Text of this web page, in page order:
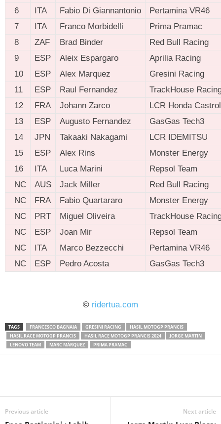
6
ITA Fabio Di Giannantonio
Pertamina VR46
7
ITA Franco Morbidelli
Prima Pramac
8
ZAF Brad Binder
Red Bull Racing
9
ESP Aleix Espargaro
Aprilia Racing
10
ESP Alex Marquez
Gresini Racing
11
ESP Raul Fernandez
TrackHouse
12
FRA Johann Zarco
LCR Honda Castrol
13
ESP Augusto Fernandez
GasGas Tech3
14
JPN Takaaki Nakagami
LCR IDEMITSU
15
ESP Alex Rins
Monster Energy
16
ITA Luca Marini
Repsol Team
NC
AUS Jack Miller
Red Bull Racing
NC
FRA Fabio Quartararo
Monster Energy
NC
PRT Miguel Oliveira
TrackHouse
NC
ESP Joan Mir
Repsol Team
NC
ITA Marco Bezzecchi
Pertamina VR46
NC
ESP Pedro Acosta GasGas Tech3
© ridertua.com
TAGS FRANCESCO BAGNAIA GRESINI RACING
HASIL MOTOGP PRANCIS
HASIL RACE MOTOGP PRANCIS
HASIL RACE MOTOGP PRANCIS 2024
JORGE MARTIN
LENOVO TEAM
MARC MÁRQUEZ PRIMA PRAMAC
Previous article Next article